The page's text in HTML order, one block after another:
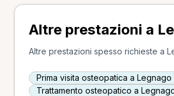
Altre prestazioni a
Altre prestazioni spesso richieste a
Prima visita osteopatica a Legnago
Trattamento osteopatico a